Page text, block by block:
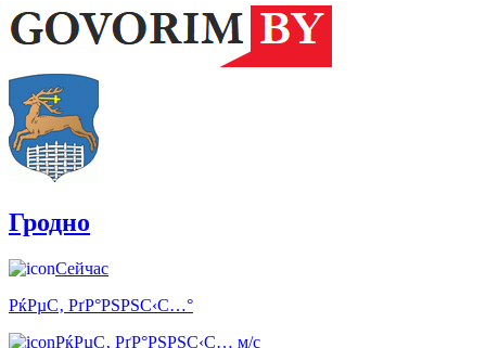
Гродно
Сейчас
РќРµС‚ РґР°РЅРЅС‹С…°
РќРµС‚ РґР°РЅРЅС‹С… м/с